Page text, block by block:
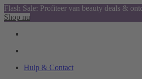
Flash Sale: Profiteer van beauty deals &
Shop nu
Hulp & Contact